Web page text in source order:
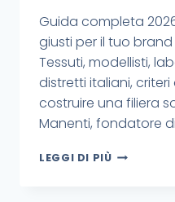
Guida completa
giusti per il tuo
Tessuti, modellisti,
distretti italiani,
costruire una filiera
Manenti, fondatore
LEGGI DI PIÙ